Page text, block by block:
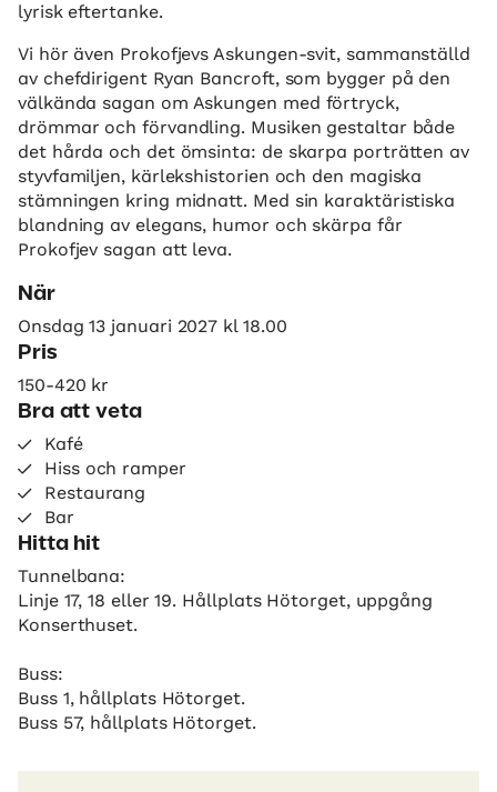
lyrisk eftertanke.
Vi hör även Prokofjevs Askungen-svit, sammanställd
av chefdirigent Ryan Bancroft, som bygger på den
välkända sagan om Askungen med förtryck,
drömmar och förvandling. Musiken gestaltar både
det hårda och det ömsinta: de skarpa porträtten av
styvfamiljen, kärlekshistorien och den magiska
stämningen kring midnatt. Med sin karaktäristiska
blandning av elegans, humor och skärpa får
Prokofjev sagan att leva.
När
Onsdag 13 januari 2027 kl 18.00
Pris
150-420 kr
Bra att veta
Kafé
Hiss och ramper
Restaurang
Bar
Hitta hit
Tunnelbana:
Linje 17, 18 eller 19. Hållplats Hötorget, uppgång
Konserthuset.
Buss:
Buss 1, hållplats Hötorget.
Buss 57, hållplats Hötorget.